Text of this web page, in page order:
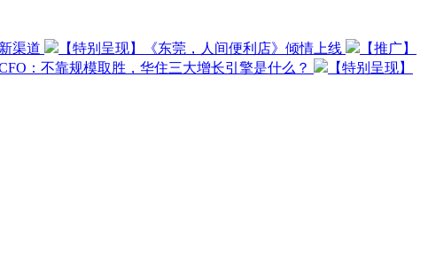
渠道 【特别呈现】《东莞，人间便利店》倾情上线
【推广】
：不靠规模取胜，华住三大增长引擎是什么？
【特别呈现】